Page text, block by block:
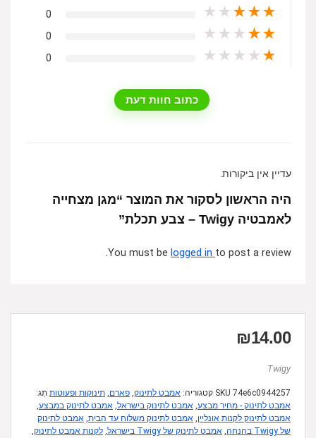
★
★
★
★
★
0
★
★
★
★
★
0
★
★
★
★
★
0
כתוב חוות דעת
עדיין אין ביקורות.
היה הראשון לסקור את המוצר “מגן מצחייה
לאמבטיה Twigy – צבע תכלת”
You must be logged in to post a review.
₪14.00
Twigy
SKU 74e6c0944257 קטגוריה: אמבט לתינוק, פארם, תינוקות ופעוטות תָג:
אמבט לתינוק - מחיר מבצע, אמבט לתינוק בישראל, אמבט לתינוק במבצע,
אמבט לתינוק לקנות אונליין, אמבט לתינוק משלוח עד הבית, אמבט לתינוק
של Twigy בהנחה
, אמבט לתינוק של Twigy בישראל , לקנות אמבט לתינוק,